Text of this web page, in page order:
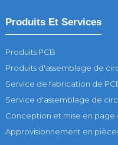
Produits Et Services
Produits PCB
Produits d'assemblage de
Service de fabrication de
Service d'assemblage de
Conception et mise en page
Approvisionnement en